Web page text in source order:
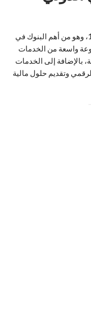
تأسس البنك التجاري الدولي في عام 1969، وهو من أهم البنوك في
واسعة من الخدمات
بالإضافة إلى الخدمات
وتقديم حلول مالية